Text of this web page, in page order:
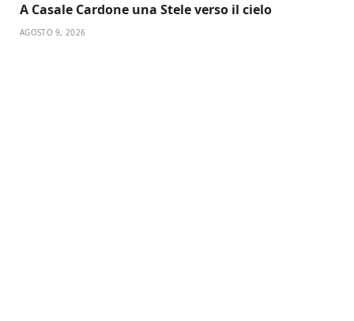
A Casale Cardone una Stele verso il cielo
AGOSTO 9, 2026